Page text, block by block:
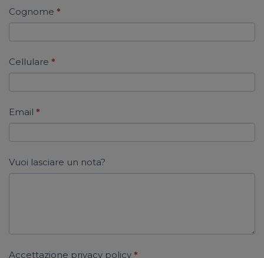
Cognome *
Cellulare *
Email *
Vuoi lasciare un nota?
Accettazione privacy policy *